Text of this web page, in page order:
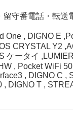
守番電話・転送
One , DIGNO E
CRYSTAL Y2
ケータイ
, Pocket WiFi
, DIGNO C ,
, DIGNO T ,